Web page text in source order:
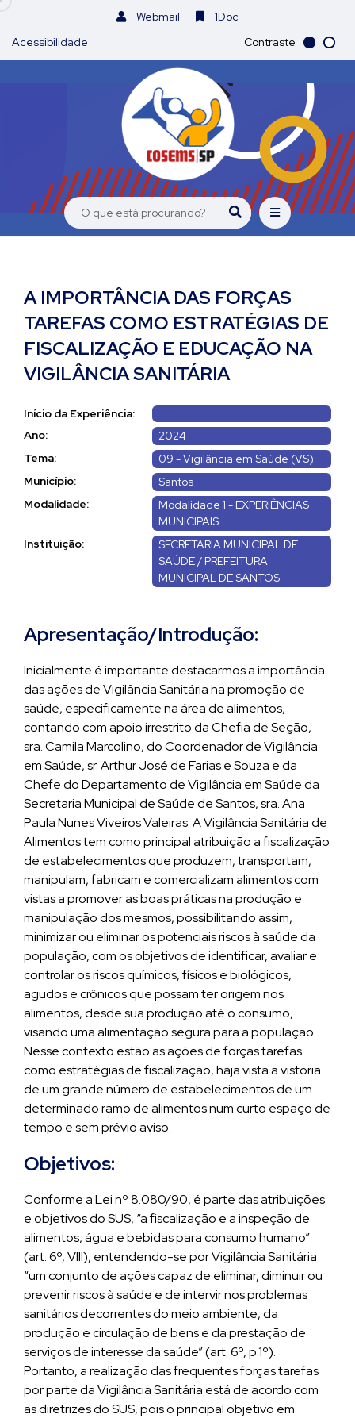
Webmail
1Doc
Acessibilidade
Contraste
A IMPORTÂNCIA DAS FORÇAS
TAREFAS COMO ESTRATÉGIAS DE
FISCALIZAÇÃO E EDUCAÇÃO NA
VIGILÂNCIA SANITÁRIA
Início da Experiência:
Ano:
2024
Tema:
09 - Vigilância em Saúde (VS)
Município:
Santos
Modalidade:
Modalidade 1 - EXPERIÊNCIAS
MUNICIPAIS
Instituição:
SECRETARIA MUNICIPAL DE
SAÚDE / PREFEITURA
MUNICIPAL DE SANTOS
Apresentação/Introdução:
Inicialmente é importante destacarmos a importância
das ações de Vigilância Sanitária na promoção de
saúde, especificamente na área de alimentos,
contando com apoio irrestrito da Chefia de Seção,
sra. Camila Marcolino, do Coordenador de Vigilância
em Saúde, sr. Arthur José de Farias e Souza e da
Chefe do Departamento de Vigilância em Saúde da
Secretaria Municipal de Saúde de Santos, sra. Ana
Paula Nunes Viveiros Valeiras. A Vigilância Sanitária de
Alimentos tem como principal atribuição a fiscalização
de estabelecimentos que produzem, transportam,
manipulam, fabricam e comercializam alimentos com
vistas a promover as boas práticas na produção e
manipulação dos mesmos, possibilitando assim,
minimizar ou eliminar os potenciais riscos à saúde da
população, com os objetivos de identificar, avaliar e
controlar os riscos químicos, físicos e biológicos,
agudos e crônicos que possam ter origem nos
alimentos, desde sua produção até o consumo,
visando uma alimentação segura para a população.
Nesse contexto estão as ações de forças tarefas
como estratégias de fiscalização, haja vista a vistoria
de um grande número de estabelecimentos de um
determinado ramo de alimentos num curto espaço de
tempo e sem prévio aviso.
Objetivos:
Conforme a Lei nº 8.080/90, é parte das atribuições
e objetivos do SUS, “a fiscalização e a inspeção de
alimentos, água e bebidas para consumo humano”
(art. 6º, VIII), entendendo-se por Vigilância Sanitária
“um conjunto de ações capaz de eliminar, diminuir ou
prevenir riscos à saúde e de intervir nos problemas
sanitários decorrentes do meio ambiente, da
produção e circulação de bens e da prestação de
serviços de interesse da saúde” (art. 6º, p.1º).
Portanto, a realização das frequentes forças tarefas
por parte da Vigilância Sanitária está de acordo com
as diretrizes do SUS, pois o principal objetivo em